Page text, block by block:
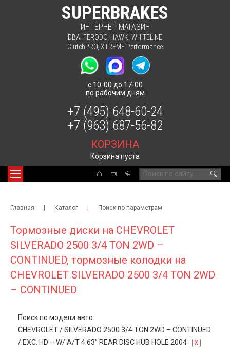
SUPERBRAKES
ИНТЕРНЕТ-МАГАЗИН
DBA FERODO HAWK WHITELINE
ClutchPRO XTREME Performance
с 10-00 до 17-00
по рабочим дням
🔍
КОРЗИНА
Корзина пуста
+7 (495) 648-60-24
+7 (963) 687-56-82
Главная | Каталог | Поиск по параметрам
Тормозные диски на CHEVROLET
SILVERADO 2500 3/4 TON 2WD –
CONTINUED, тормозные колодки на
CHEVROLET SILVERADO 2500 3/4 TON 2WD
– CONTINUED
Поиск по модели авто:
CHEVROLET/SILVERADO 2500 3/4 TON 2WD – CONTINUED
/ EXC. HD – W/ A/T 4.63” REAR DISC HUB HOLE 2004 X